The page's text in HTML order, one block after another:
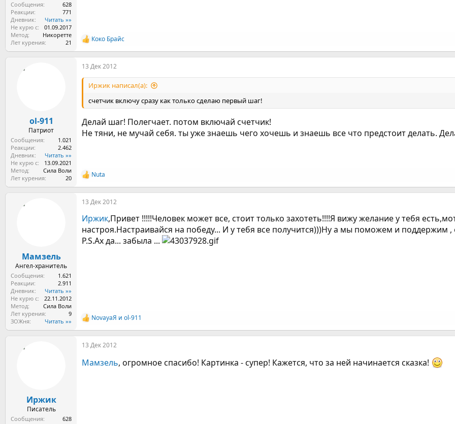
Сообщения
628
Реакции
771
Дневник
Читать »»
Не курю с
01.09.2017
Метод
Никоретте
Лет курения
21
Р
е
а
к
Коко Брайс
ol-911
Патриот
Сообщения
1.021
Реакции
2.462
Дневник
Читать »»
Не курю с
13.09.2021
Метод
Сила Воли
Лет курения
20
13 Дек 2012
Иржик написал(а):
счетчик включу сразу как только сделаю первый шаг!
Делай шаг! Полегчает. потом включай счетчик!
Не тяни, не мучай себя. ты уже знаешь чего хочешь и знаешь все что предстоит делать.
Р
е
а
к
и
и
:
Nuta
Мамзель
Ангел-хранитель
Сообщения
1.621
Реакции
2.911
Дневник
Читать »»
Не курю с
22.11.2012
Метод
Сила Воли
Лет курения
9
ЗОЖня
Читать »»
13 Дек 2012
Иржик,Привет !!!!!Человек может все, стоит только захотеть!!!!Я вижу желание у тебя
настроя.Настраивайся на победу... И у тебя все получится)))Ну а мы поможем и поддержим ,
P.S.Ах да... забыла ...
Р
е
а
к
и
NovayaЯ и ol-911
Иржик
Писатель
Сообщения
628
13 Дек 2012
Мамзель, огромное спасибо! Картинка - супер! Кажется, что за ней начинается сказка!